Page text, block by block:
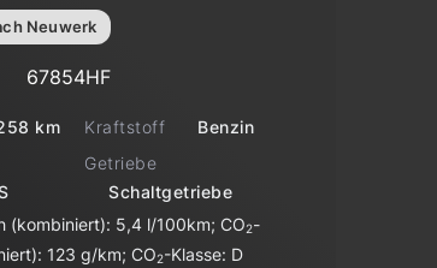
Neuwerk
67854HF
km Kraftstoff Benzin
Getriebe
Schaltgetriebe
(kombiniert): 5,4 l/100km; CO2-
123 g/km; CO2-Klasse: D